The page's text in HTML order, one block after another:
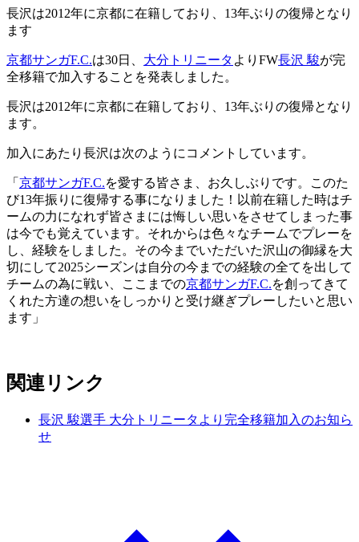
長沢は2012年に京都に在籍しており、13年ぶりの復帰となり
ます
京都サンガF.C.は30日、 大分トリニータ よりFW長沢 駿が完
全移籍で加入することを発表しました。
長沢は2012年に京都に在籍しており、13年ぶりの復帰となり
ます。
加入にあたり長沢は次のようにコメントしています。
「 京都サンガF.C.を愛する皆さま、お久しぶりです。このた
び13年振りに復帰する事になりました！以前在籍した時はチ
ームの力になれず皆さまには悔しい思いをさせてしまった事
は今でも覚えています。それからは色々なチームでプレーを
し、経験をしました。その今までいただいた沢山の御縁を大
切にして2025シーズンは自分の今までの経験の全てを出して
チームの為に戦い、ここまでの京都サンガF.C.を創ってきて
くれた方達の想いをしっかりと受け継ぎプレーしたいと思い
ます」
関連リンク
長沢 駿選手 大分トリニータより完全移籍加入のお知ら
せ